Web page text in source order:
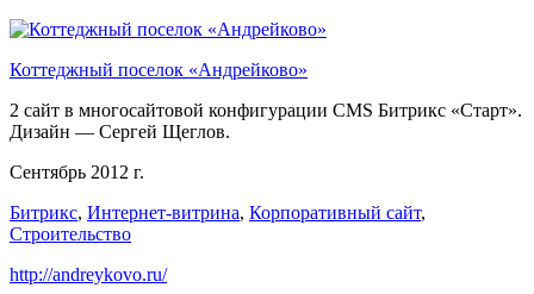
Коттеджный поселок «Андрейково»
2 сайт в многосайтовой конфигурации CMS Битрикс «Старт».
Дизайн — Сергей Щеглов.
Сентябрь 2012 г.
Битрикс, Интернет-витрина, Корпоративный сайт,
Строительство
http://andreykovo.ru/